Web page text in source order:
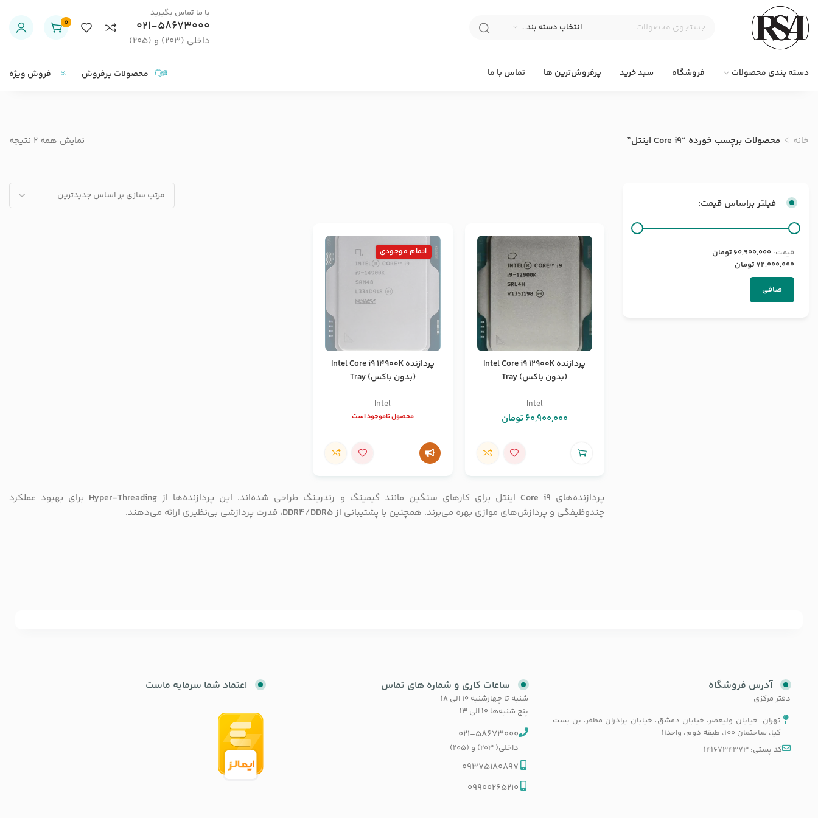
انتخاب دسته بندی
با ما تماس بگیرید
021-58673000
داخلی (203) و (205)
0
دسته بندی محصولات فروشگاه سبد خرید پرفروش‌ترین ها تماس با ما محصولات پرفروش فروش ویژه
خانه محصولات برچسب خورده “Core i9 اینتل” نمایش همه 2 نتیجه
فیلتر براساس قیمت:
صافی
قيمت: 60,900,000 تومان
—
72,000,000 تومان
پردازنده Intel Core i9 12900K
(بدون باکس) Tray
Intel
60,900,000تومان
اتمام موجودی
پردازنده Intel Core i9 14900K
(بدون باکس) Tray
Intel
محصول ناموجود است
پردازنده‌های Core i9 اینتل برای کارهای سنگین مانند گیمینگ و رندرینگ طراحی شده‌اند. این پردازنده‌ها از Hyper-Threading برای بهبود عملکرد
چندوظیفگی و پردازش‌های موازی بهره می‌برند. همچنین با پشتیبانی از
DDR4/DDR5 ، قدرت پردازشی بی‌نظیری ارائه می‌دهند.
آدرس فروشگاه
دفتر مرکزی
تهران، خیابان ولیعصر، خیابان دمشق، خیابان برادران مظفر، بن بست
کیا، ساختمان 100، طبقه دوم، واحد11
کد پستی: 1416734373
ساعات کاری و شماره های تماس
شنبه تا چهارشنبه ۱۰ الی ۱۸
پنج شنبه‌ها ۱۰ الی۱۳
021-58673000
داخلی( 203) و (205)
09375180897
09900265210
اعتماد شما سرمایه ماست